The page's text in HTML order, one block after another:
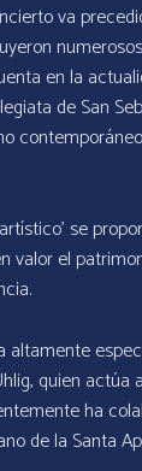
va
en la
de San
se
valor el
altamente
quien
ha
de la Santa